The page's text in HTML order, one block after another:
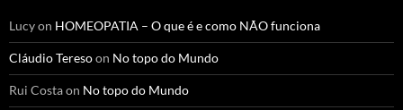
Lucyon HOMEOPATIA – O que é e como NÃO funciona
Cláudio Teresoon No topo do Mundo
Rui Costaon No topo do Mundo